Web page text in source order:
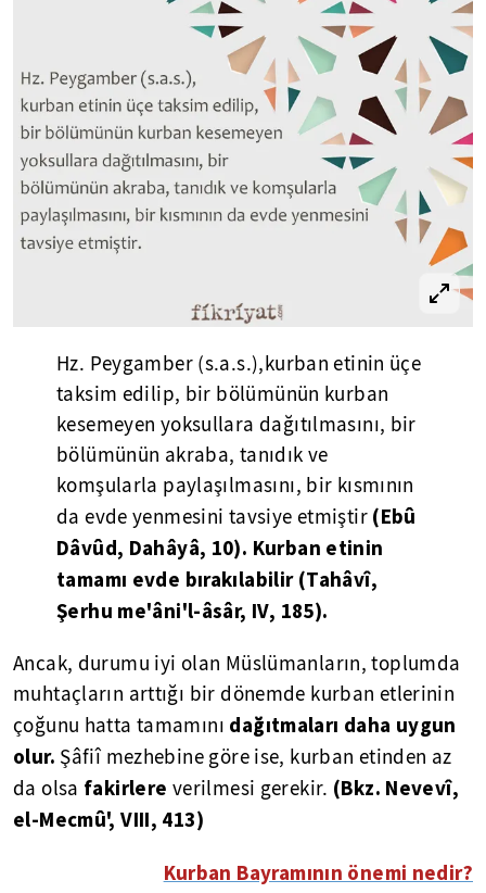
Hz. Peygamber (s.a.s.),kurban etinin üçe
taksim edilip, bir bölümünün kurban
kesemeyen yoksullara dağıtılmasını, bir
bölümünün akraba, tanıdık ve
komşularla paylaşılmasını, bir kısmının
da evde yenmesini tavsiye etmiştir (Ebû
Dâvûd, Dahâyâ, 10). Kurban etinin
tamamı evde bırakılabilir (Tahâvî,
Şerhu me'âni'l-âsâr, IV, 185).
Ancak, durumu iyi olan Müslümanların, toplumda
muhtaçların arttığı bir dönemde kurban etlerinin
çoğunu hatta tamamını dağıtmaları daha uygun
olur. Şâfiî mezhebine göre ise, kurban etinden az
da olsa fakirlere verilmesi gerekir. (Bkz. Nevevî,
el-Mecmû', VIII, 413)
Kurban Bayramının önemi nedir?